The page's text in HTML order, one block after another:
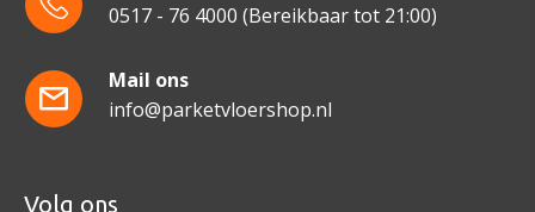
0517 - 76 4000 (Bereikbaar tot 21:00)
Mail ons
info@parketvloershop.nl
Volg ons